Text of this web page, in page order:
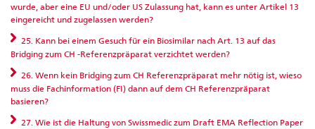
wurde, aber eine EU und/oder US Zulassung hat, kann es unter Artikel 13
eingereicht und zugelassen werden?
25. Kann bei einem Gesuch für ein Biosimilar nach Art. 13 auf das
Bridging zum CH -Referenzpräparat verzichtet werden?
26. Wenn kein Bridging zum CH Referenzpräparat mehr nötig ist, wieso
muss die Fachinformation (FI) dann auf dem CH Referenzpräparat
basieren?
27. Wie ist die Haltung von Swissmedic zum Draft EMA Reflection Paper